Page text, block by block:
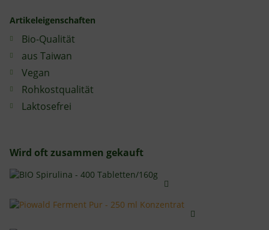
Artikeleigenschaften
Bio-Qualität
aus Taiwan
Vegan
Rohkostqualität
Laktosefrei
Wird oft zusammen gekauft